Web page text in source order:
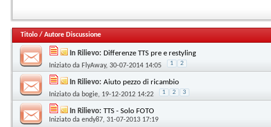
Titolo / Autore Discussione
In Rilievo: Differenze TTS pre e restyling
Iniziato da FlyAway, 30-07-2014 14:05 1 2
In Rilievo: Aiuto pezzo di ricambio
Iniziato da bogie, 19-12-2012 14:22 1 2 3
In Rilievo: TTS - Solo FOTO
Iniziato da endy87, 31-07-2013 17:19